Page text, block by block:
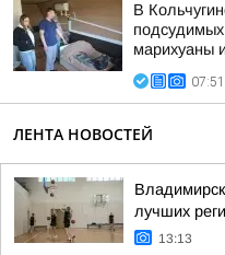
В
марихуаны
07:51
ЛЕНТА НОВОСТЕЙ
лучших
13:13